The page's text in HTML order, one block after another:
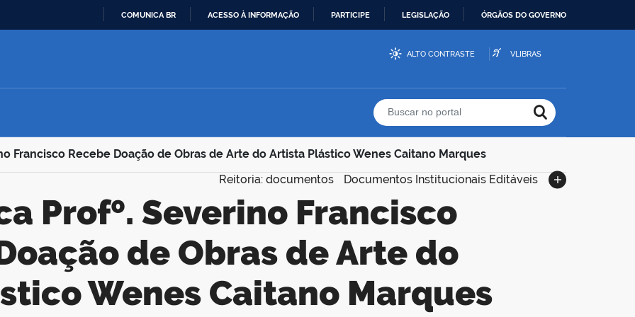
CONTEÚDO
COMUNICA BR ACESSO À INFORMAÇÃO PARTICIPE LEGISLAÇÃO ÓRGÃOS DO GOVERNO
ALTO CONTRASTE VLIBRAS
Buscar no portal
Francisco Recebe Doação de Obras de Arte do Artista Plástico Wenes Caitano Marques
Reitoria: documentos
Documentos Institucionais Editáveis
de Obras de Arte do
Wenes Caitano Marques